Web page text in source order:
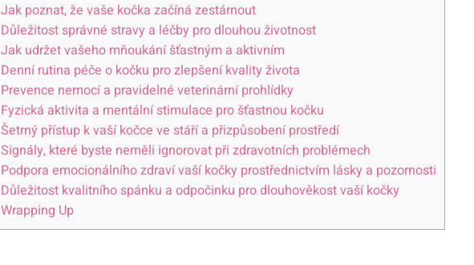
Jak poznat, že vaše kočka začíná zestárnout
Důležitost správné stravy a léčby pro dlouhou životnost
Jak udržet vašeho mňoukání šťastným a aktivním
Denní rutina péče o kočku pro zlepšení kvality života
Prevence nemocí a pravidelné veterinární prohlídky
Fyzická aktivita a mentální stimulace pro šťastnou kočku
Šetrný přístup k vaší kočce ve stáří a přizpůsobení prostředí
Signály, které byste neměli ignorovat při zdravotních problémech
Podpora emocionálního zdraví vaší kočky prostřednictvím lásky a pozornosti
Důležitost kvalitního spánku a odpočinku pro dlouhověkost vaší kočky
Wrapping Up